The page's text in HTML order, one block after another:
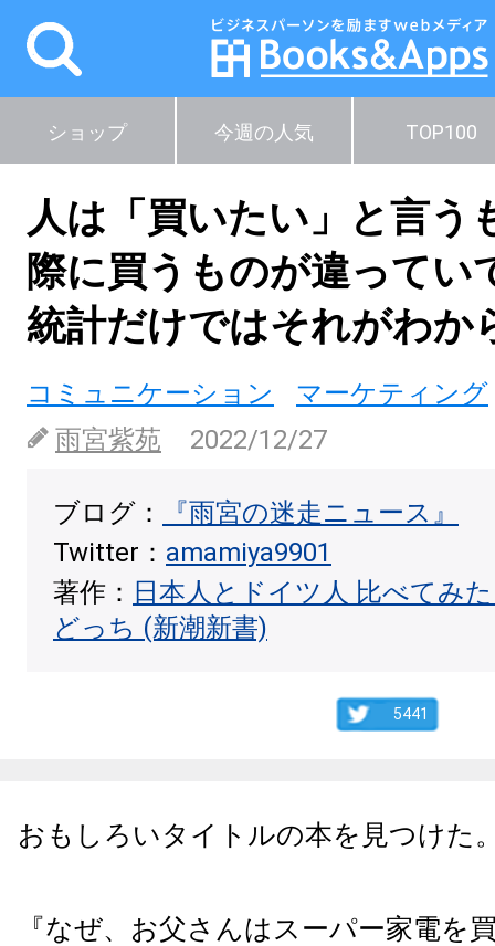
ショップ 今週の人気 TOP100
人は「買いたい」と言う
際に買うものが違ってい
統計だけではそれがわか
コミュニケーション
マーケティング
雨宮紫苑
2022/12/27
ブログ：
『雨宮の迷走ニュース』
Twitter： amamiya9901
著作： 日本人とドイツ人 比べてみ
どっち (新潮新書)
5441
おもしろいタイトルの本を見つけた
『なぜ、お父さんはスーパー家電を